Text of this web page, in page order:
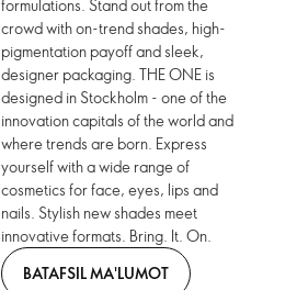
formulations. Stand out from the
crowd with on-trend shades, high-
pigmentation payoff and sleek,
designer packaging. THE ONE is
designed in Stockholm - one of the
innovation capitals of the world and
where trends are born. Express
yourself with a wide range of
cosmetics for face, eyes, lips and
nails. Stylish new shades meet
innovative formats. Bring. It. On.
BATAFSIL MA'LUMOT